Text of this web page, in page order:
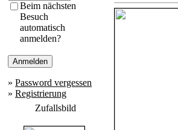
Beim nächsten
Besuch
automatisch
anmelden?
» Password vergessen
» Registrierung
Zufallsbild